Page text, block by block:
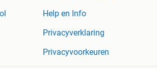
Help en Info
Privacyverklaring
Privacyvoorkeuren